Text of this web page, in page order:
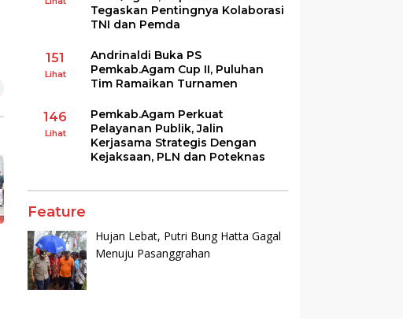
Tegaskan Pentingnya Kolaborasi
TNI dan Pemda
151
Lihat
Andrinaldi Buka PS
Pemkab.Agam Cup II, Puluhan
Tim Ramaikan Turnamen
146
Lihat
Pemkab.Agam Perkuat
Pelayanan Publik, Jalin
Kerjasama Strategis Dengan
Kejaksaan, PLN dan Poteknas
Feature
Hujan Lebat, Putri Bung Hatta Gagal
Menuju Pasanggrahan